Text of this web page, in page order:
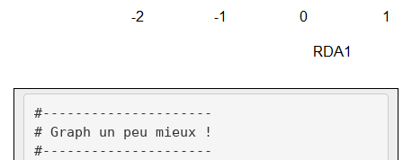
#---------------------
# Graph un peu mieux !
#---------------------